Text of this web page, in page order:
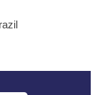
(mevcut